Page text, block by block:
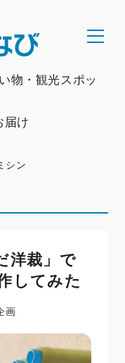
物・観光スポッ
届け
シン
洋裁」で
してみた
画